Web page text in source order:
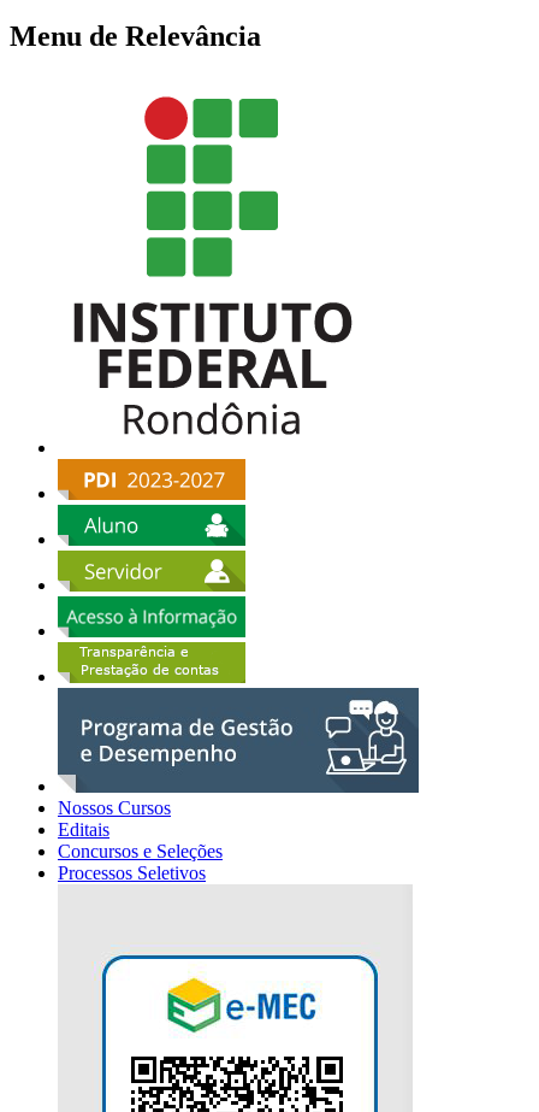
Menu de Relevância
Nossos Cursos
Editais
Concursos e Seleções
Processos Seletivos